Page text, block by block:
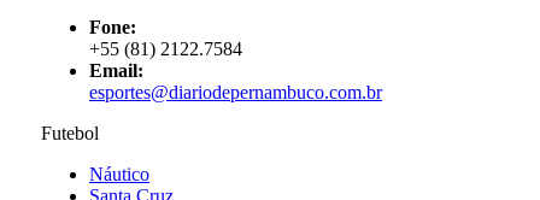
Fone:
+55 (81) 2122.7584
Email:
esportes@diariodepernambuco.com.br
Futebol
Náutico
Santa Cruz